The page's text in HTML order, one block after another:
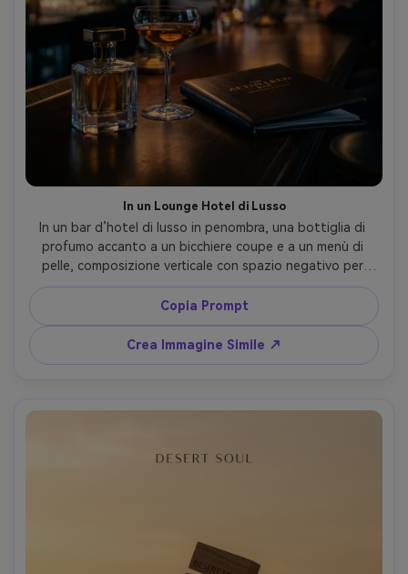
In un Lounge Hotel di Lusso
In un bar d’hotel di lusso in penombra, una bottiglia di
profumo accanto a un bicchiere coupe e a un menù di
pelle, composizione verticale con spazio negativo per
testo, lampade calde scenografiche più luce bordi
controllata, look Canon 5D Mark IV, 85mm f/1.8,
profondità ridotta e bokeh cremoso, mood serale
sofisticato, riflessi vetro realistici e highlights puliti, alta
risoluzione --ar 4:5
Copia Prompt
Crea Immagine Simile ↗